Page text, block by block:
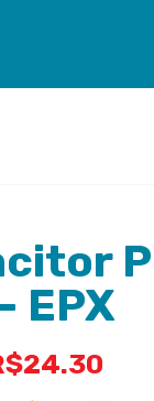
EPX
24.30